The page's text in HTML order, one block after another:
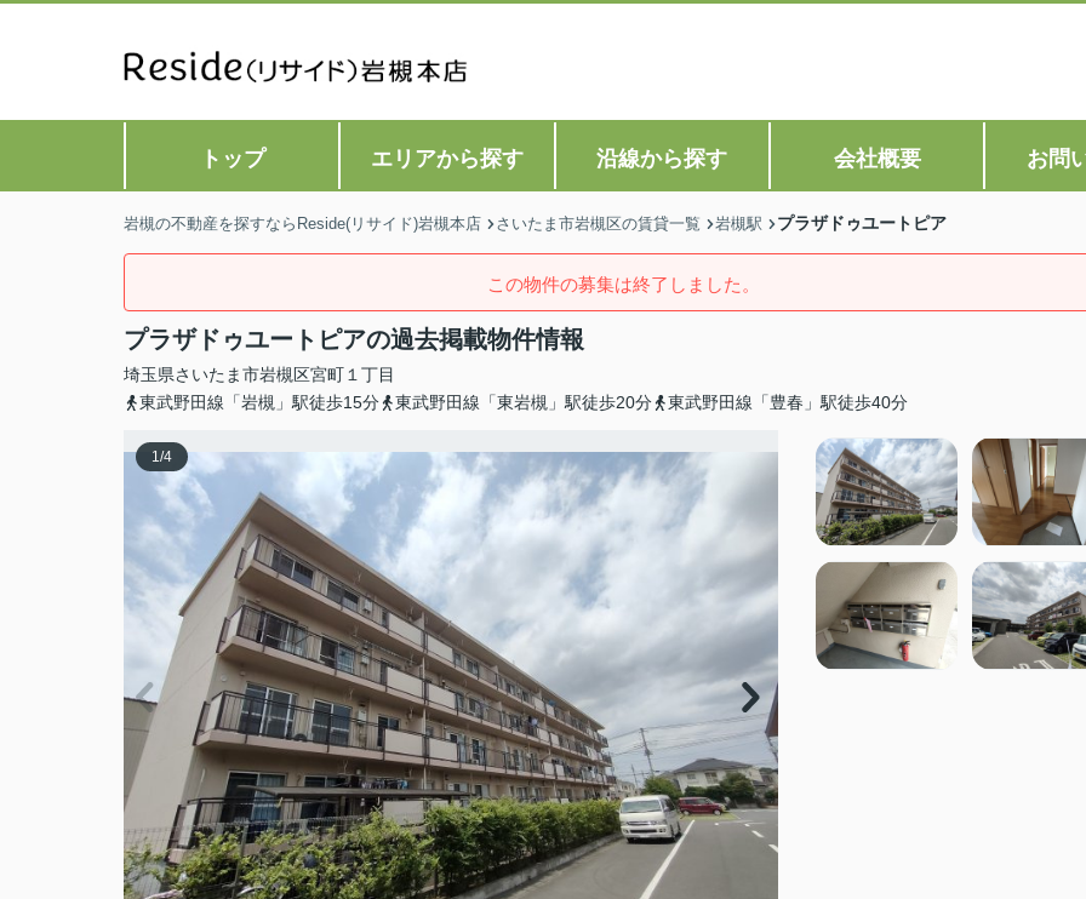
トップ エリアから探す 沿線から探す 会社概要 お問
岩槻の不動産を探すならReside(リサイド)岩槻本店 さいたま市岩槻区の賃貸一覧 岩槻駅 プラザドゥユートピア
この物件の募集は終了しました。
プラザドゥユートピアの過去掲載物件情報
埼玉県さいたま市岩槻区宮町 １丁目
東武野田線「岩槻」駅徒歩15分
東武野田線「東岩槻」駅徒歩20分 東武野田線「豊春」駅徒歩40分
1/4